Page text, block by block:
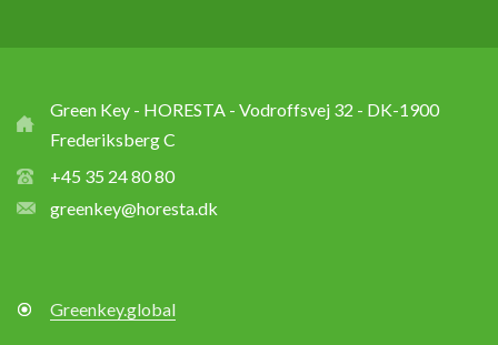
Green Key - HORESTA - Vodroffsvej 32 - DK-1900
Frederiksberg C
+45 35 24 80 80
greenkey@horesta.dk
Greenkey.global